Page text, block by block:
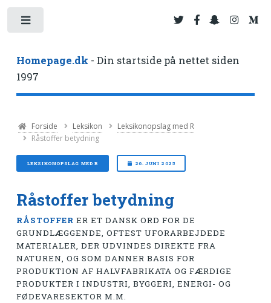
Homepage.dk - Din startside på nettet siden
1997
Forside Leksikon
Leksikonopslag med R
Råstoffer betydning
LEKSIKONOPSLAG MED R 26. JUNI 2025
Råstoffer betydning
RÅSTOFFER ER ET DANSK ORD FOR DE
GRUNDLÆGGENDE, OFTEST UFORARBEJDEDE
MATERIALER, DER UDVINDES DIREKTE FRA
NATUREN, OG SOM DANNER BASIS FOR
PRODUKTION AF HALVFABRIKATA OG FÆRDIGE
PRODUKTER I INDUSTRI, BYGGERI, ENERGI- OG
FØDEVARESEKTOR M.M.